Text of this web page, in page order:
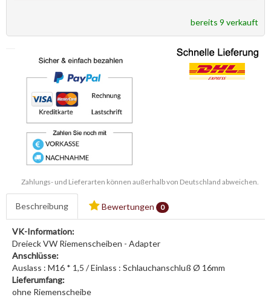
bereits 9 verkauft
Zahlungs- und Lieferarten können außerhalb von Deutschland abweichen.
Beschreibung Bewertungen 0
VK-Information:
Dreieck VW Riemenscheiben - Adapter
Anschlüsse:
Auslass : M16 * 1,5 / Einlass : Schlauchanschluß Ø 16mm
Lieferumfang:
ohne Riemenscheibe